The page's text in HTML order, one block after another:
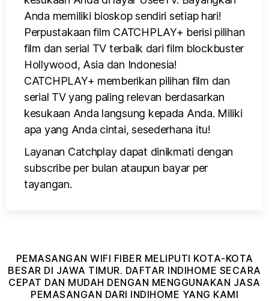
Anda memiliki bioskop sendiri setiap hari!
Perpustakaan film CATCHPLAY+ berisi pilihan
film dan serial TV terbaik dari film blockbuster
Hollywood, Asia dan Indonesia!
CATCHPLAY+ memberikan pilihan film dan
serial TV yang paling relevan berdasarkan
kesukaan Anda langsung kepada Anda. Miliki
apa yang Anda cintai, sesederhana itu!
Layanan Catchplay dapat dinikmati dengan
subscribe per bulan ataupun bayar per
tayangan.
PEMASANGAN WIFI FIBER MELIPUTI KOTA-KOTA
BESAR DI JAWA TIMUR. DAFTAR INDIHOME SECARA
CEPAT DAN MUDAH DENGAN MENGGUNAKAN JASA
PEMASANGAN DARI INDIHOME YANG KAMI